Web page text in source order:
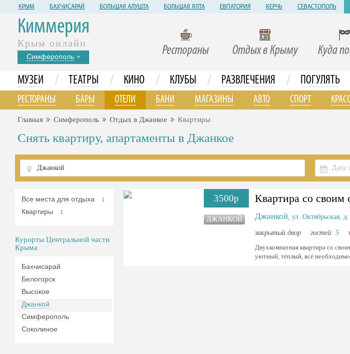
КРЫМ БАХЧИСАРАЙ БОЛЬШАЯ АЛУШТА БОЛЬШАЯ ЯЛТА ЕВПАТОРИЯ КЕРЧЬ СЕВАСТОПОЛЬ
Киммерия
Крым онлайн
Симферополь Рестораны Отдых в Крыму Куда
МУЗЕИ / ТЕАТРЫ / КИНО / КЛУБЫ / РАЗВЛЕЧЕНИЯ / ПОГУЛЯТЬ
РЕСТОРАНЫ БАРЫ ОТЕЛИ БАНИ МАГАЗИНЫ АВТО СПОРТ
Главная Симферополь Отдых в Джанкое Квартиры
Снять квартиру, апартаменты в Джанкое
Все места для отдыха 1
Квартиры 1
Курорты Центральной части
Крыма
Бахчисарай
Белогорск
Высокое
Джанкой
Симферополь
Соколиное
3500р
ДЖАНКОЙ
Квартира со своим
Джанкой, ул. Октябрьская,
закрытый двор гостей:5
Двухкомнатная квартира со
уютный, тёплый, всё